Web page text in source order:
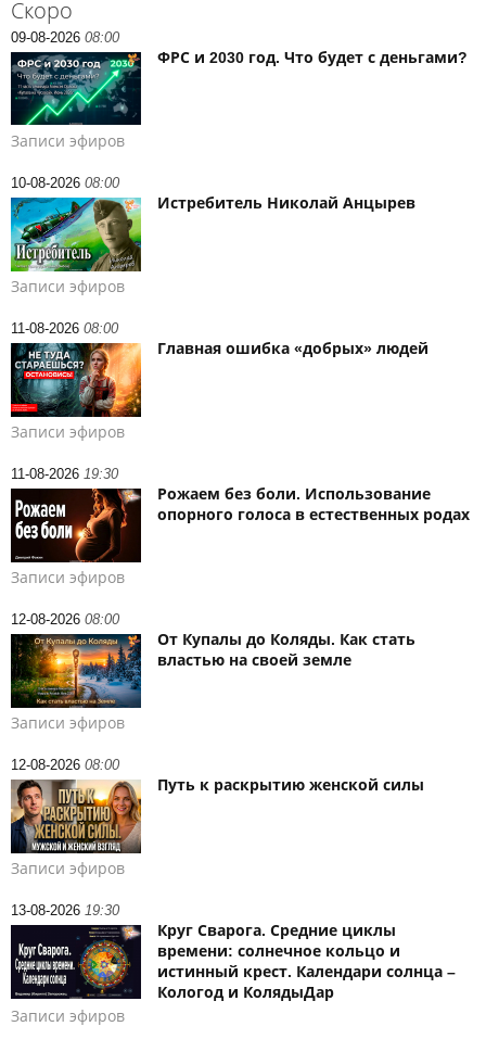
Скоро
09-08-2026 08:00
ФРС и 2030 год. Что будет с деньгами?
Записи эфиров
10-08-2026 08:00
Истребитель Николай Анцырев
Записи эфиров
11-08-2026 08:00
Главная ошибка «добрых» людей
Записи эфиров
11-08-2026 19:30
Рожаем без боли. Использование
опорного голоса в естественных родах
Записи эфиров
12-08-2026 08:00
От Купалы до Коляды. Как стать
властью на своей земле
Записи эфиров
12-08-2026 08:00
Путь к раскрытию женской силы
Записи эфиров
13-08-2026 19:30
Круг Сварога. Средние циклы
времени: солнечное кольцо и
истинный крест. Календари солнца –
Кологод и КолядыДар
Записи эфиров